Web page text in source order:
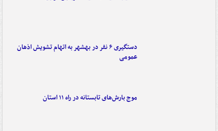
دستگیری ۶ نفر در بهشهر به اتهام تشویش اذهان
عمومی
موج بارش‌های تابستانه در راه ۱۱ استان